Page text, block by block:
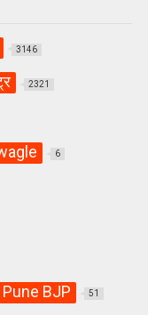
3146
2321
6
Pune BJP 51